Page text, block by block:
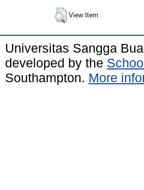
View Item
Universitas Sangga
developed by the
Southampton. More